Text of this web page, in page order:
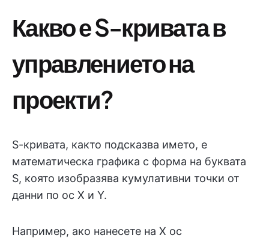
Какво е S-кривата в
управлението на
проекти?
S-кривата, както подсказва името, е
математическа графика с форма на буквата
S, която изобразява кумулативни точки от
данни по ос X и Y.
Например, ако нанесете на X ос